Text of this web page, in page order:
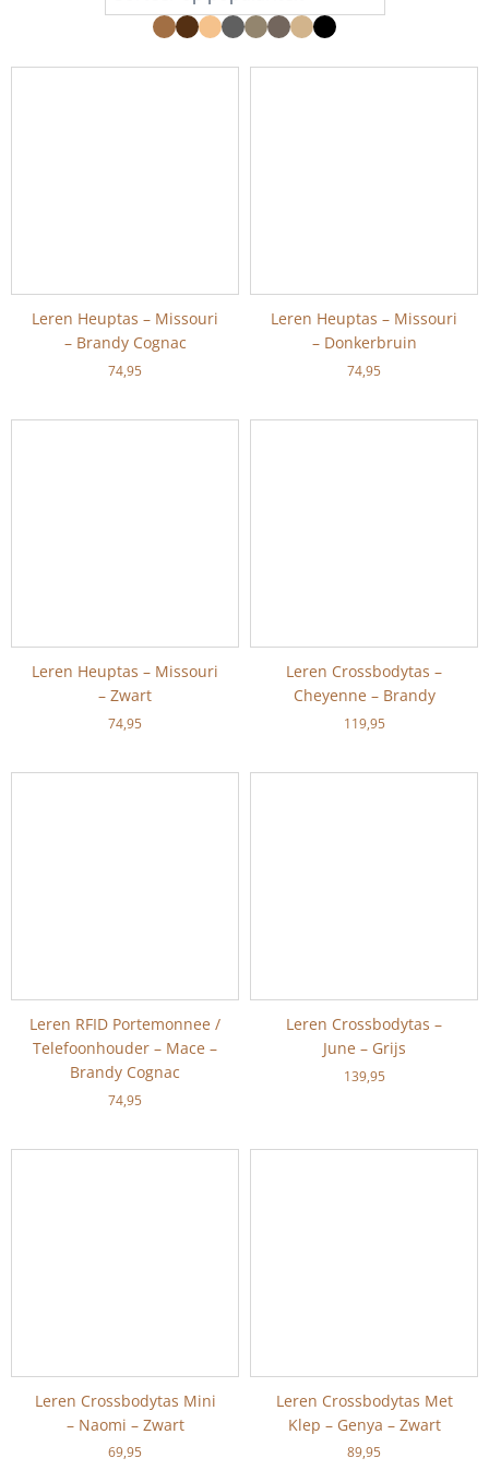
Leren Heuptas – Missouri
– Brandy Cognac
74,95
Leren Heuptas – Missouri
– Donkerbruin
74,95
Leren Heuptas – Missouri
– Zwart
74,95
Leren Crossbodytas –
Cheyenne – Brandy
119,95
Leren RFID Portemonnee /
Telefoonhouder – Mace –
Brandy Cognac
74,95
Leren Crossbodytas –
June – Grijs
139,95
Leren Crossbodytas Mini
– Naomi – Zwart
69,95
Leren Crossbodytas Met
Klep – Genya – Zwart
89,95